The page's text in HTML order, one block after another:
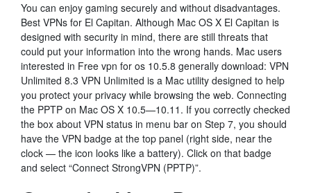
You can enjoy gaming securely and without disadvantages.
Best VPNs for El Capitan. Although Mac OS X El Capitan is
designed with security in mind, there are still threats that
could put your information into the wrong hands. Mac users
interested in Free vpn for os 10.5.8 generally download: VPN
Unlimited 8.3 VPN Unlimited is a Mac utility designed to help
you protect your privacy while browsing the web. Connecting
the PPTP on Mac OS X 10.5—10.11. If you correctly checked
the box about VPN status in menu bar on Step 7, you should
have the VPN badge at the top panel (right side, near the
clock — the icon looks like a battery). Click on that badge
and select “Connect StrongVPN (PPTP)”.